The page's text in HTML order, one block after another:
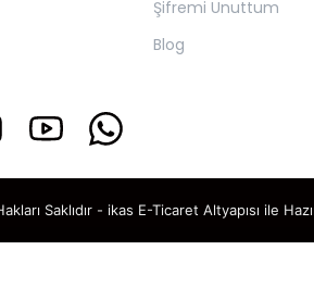
Şifremi Unuttum
Blog
Saklıdır - ikas E-Ticaret Altyapısı ile